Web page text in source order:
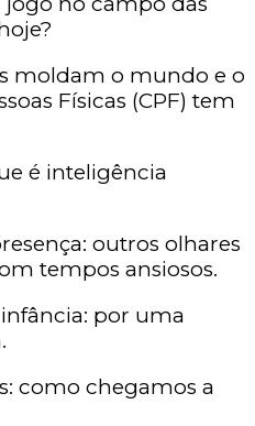
moldam o mundo e o
Físicas (CPF) tem
é inteligência
outros olhares
tempos ansiosos.
por uma
como chegamos a